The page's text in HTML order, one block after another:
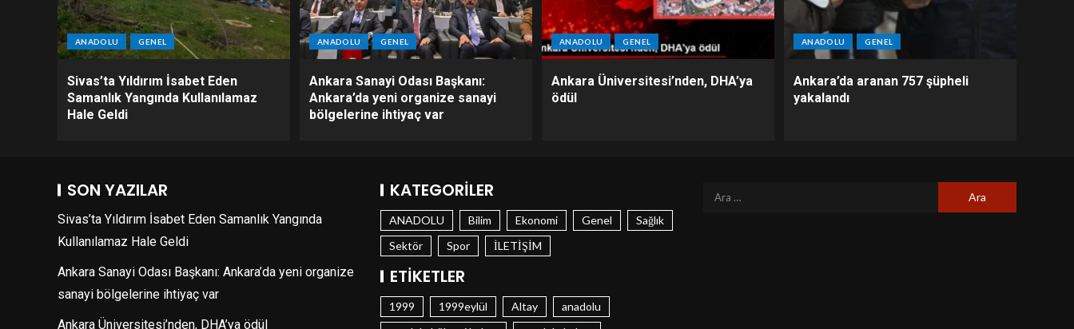
ANADOLU GENEL
Sivas’ta Yıldırım İsabet Eden
Samanlık Yangında Kullanılamaz
Hale Geldi
ANADOLU GENEL
Ankara Sanayi Odası Başkanı:
Ankara’da yeni organize sanayi
bölgelerine ihtiyaç var
ANADOLU GENEL
Ankara Üniversitesi’nden, DHA’ya
ödül
ANADOLU GENEL
Ankara’da aranan 757 şüpheli
yakalandı
SON YAZILAR
Sivas’ta Yıldırım İsabet Eden Samanlık Yangında
Kullanılamaz Hale Geldi
Ankara Sanayi Odası Başkanı: Ankara’da yeni organize
sanayi bölgelerine ihtiyaç var
Ankara Üniversitesi’nden, DHA’ya ödül
KATEGORILER
ANADOLU Bilim Ekonomi Genel
Sağlık
Sektör
Spor İLETİŞİM
ETIKETLER
1999 1999eylül Altay
anadolu